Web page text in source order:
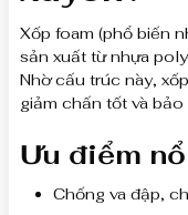
Xốp foam (phổ biến
sản xuất từ nhựa
Nhờ cấu trúc này,
giảm chấn tốt và
Ưu điểm
Chống va đập,